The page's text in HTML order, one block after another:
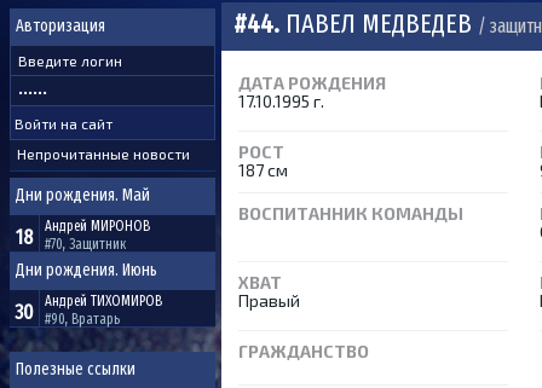
Авторизация
Непрочитанные новости
Дни рождения. Май
18 Андрей МИРОНОВ
#70, Защитник
Дни рождения. Июнь
30 Андрей ТИХОМИРОВ
#90, Вратарь
Полезные ссылки
#44. ПАВЕЛ МЕДВЕДЕВ /
ДАТА РОЖДЕНИЯ
17.10.1995 г.
РОСТ
187 см
ВОСПИТАННИК КОМАНДЫ
ХВАТ
Правый
ГРАЖДАНСТВО